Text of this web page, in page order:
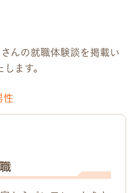
へ
んの就職体験談を掲載い
ます。
性